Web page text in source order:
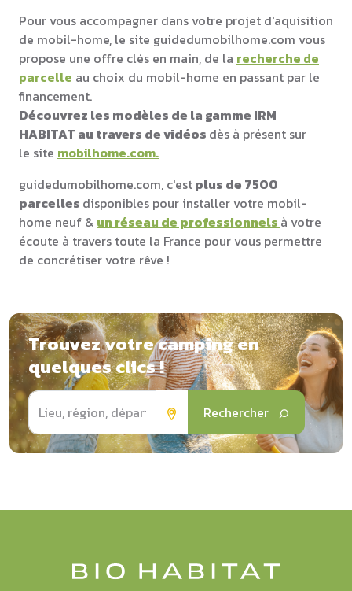
Pour vous accompagner dans votre projet d'aquisition
de mobil-home, le site guidedumobilhome.com vous
propose une offre clés en main, de la recherche de
parcelle au choix du mobil-home en passant par le
financement.
Découvrez les modèles de la gamme IRM
HABITAT au travers de vidéos dès à présent sur
le site mobilhome.com.
guidedumobilhome.com, c'estplus de 7500
parcelles disponibles pour installer votre mobil-
home neuf & un réseau de professionnels à votre
écoute à travers toute la France pour vous permettre
de concrétiser votre rêve !
Trouvez votre camping en
quelques clics !
Rechercher